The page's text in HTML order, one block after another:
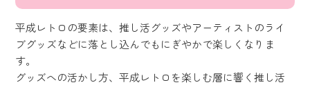
平成レトロの要素は、推し活グッズやアーティストのライ
ブグッズなどに落とし込んでもにぎやかで楽しくなりま
す。
グッズへの活かし方、平成レトロを楽しむ層に響く推し活